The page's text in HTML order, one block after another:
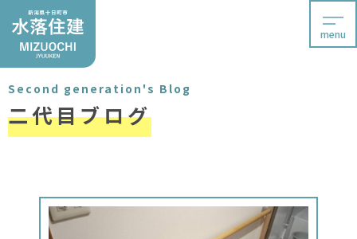
menu
Second generation's Blog
二代目ブログ